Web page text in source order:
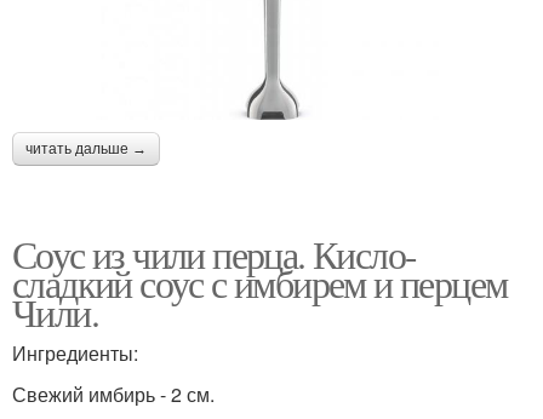
читать дальше →
Соус из чили перца. Кисло-
сладкий соус с имбирем и перцем
Чили.
Ингредиенты:
Свежий имбирь - 2 см.